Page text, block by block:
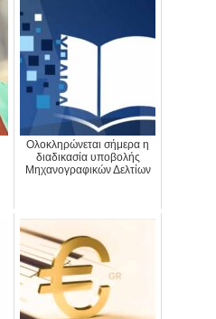
Ολοκληρώνεται σήμερα η
διαδικασία υποβολής
Μηχανογραφικών Δελτίων